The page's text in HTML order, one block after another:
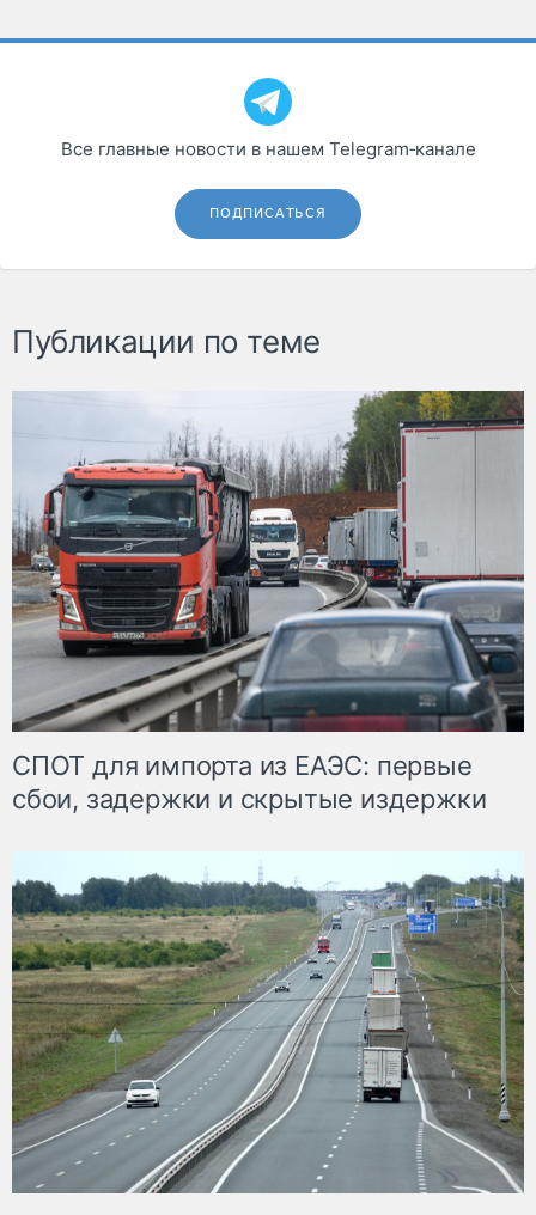
Все главные новости в нашем Telegram‑канале
ПОДПИСАТЬСЯ
Публикации по теме
СПОТ для импорта из ЕАЭС: первые
сбои, задержки и скрытые издержки